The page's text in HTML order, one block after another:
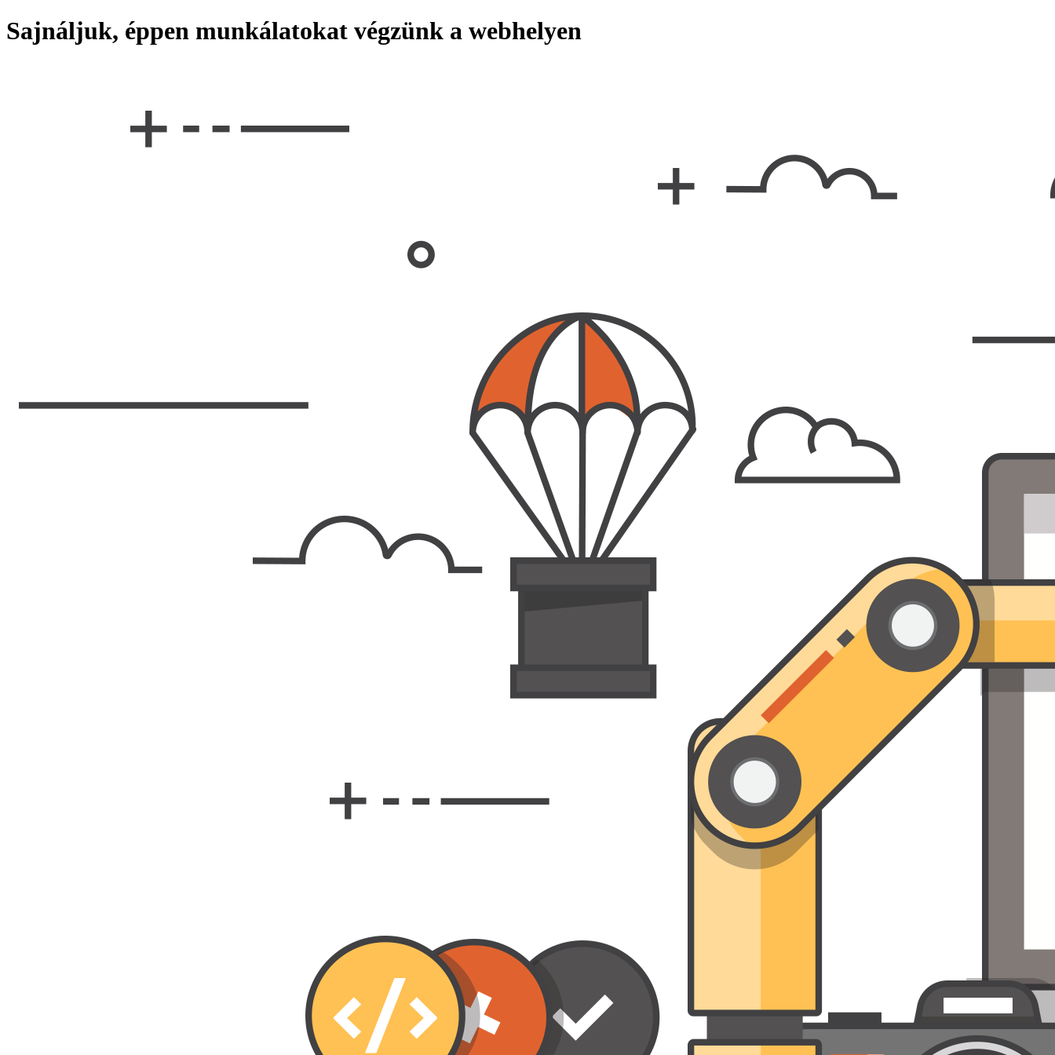
Sajnáljuk, éppen munkálatokat végzünk a webhelyen